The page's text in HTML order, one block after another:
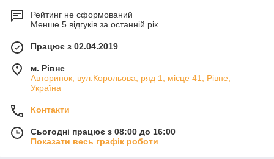
Рейтинг не сформований
Менше 5 відгуків за останній рік
Працює з 02.04.2019
м. Рівне
Авторинок, вул.Корольова, ряд 1, місце 41, Рівне,
Україна
Контакти
Сьогодні працює з 08:00 до 16:00
Показати весь графік роботи